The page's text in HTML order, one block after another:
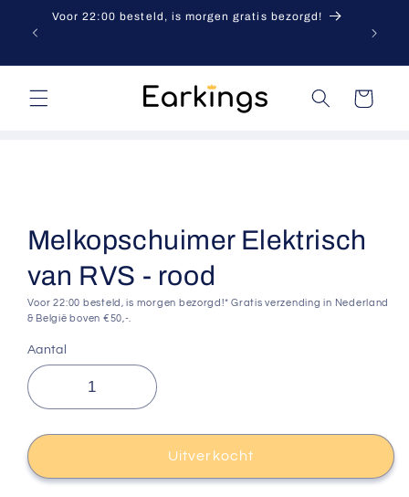
naar de
content
Voor 22:00 besteld, is morgen gratis bezorgd!
Winkelwagen
Melkopschuimer Elektrisch
van RVS - rood
Voor 22:00 besteld, is morgen bezorgd!* Gratis verzending in Nederland
& België boven €50,-.
Aantal
Uitverkocht